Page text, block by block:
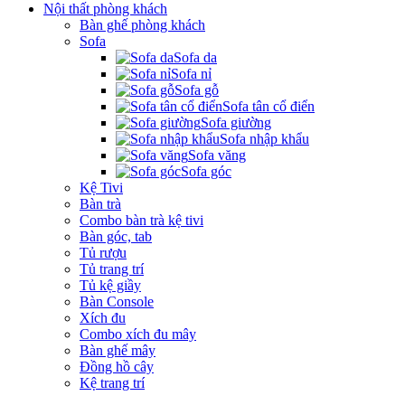
Nội thất phòng khách
Bàn ghế phòng khách
Sofa
Sofa da
Sofa nỉ
Sofa gỗ
Sofa tân cổ điển
Sofa giường
Sofa nhập khẩu
Sofa văng
Sofa góc
Kệ Tivi
Bàn trà
Combo bàn trà kệ tivi
Bàn góc, tab
Tủ rượu
Tủ trang trí
Tủ kệ giầy
Bàn Console
Xích đu
Combo xích đu mây
Bàn ghế mây
Đồng hồ cây
Kệ trang trí